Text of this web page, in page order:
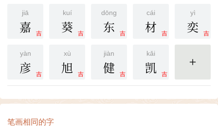
jiā
吉
嘉
kuí
吉
葵
dōng
吉
东
cái
吉
材
yì
吉
奕
yàn
吉
彦
xù
吉
旭
jiàn
吉
健
kǎi
吉
凯 更多
笔画相同的字